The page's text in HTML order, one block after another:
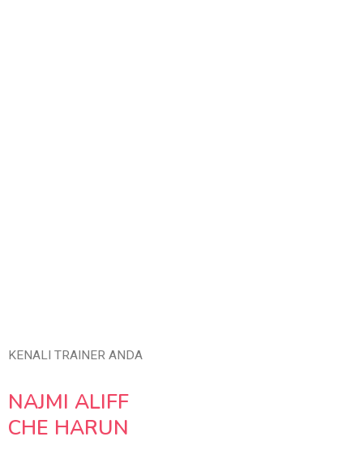
KENALI TRAINER ANDA
NAJMI ALIFF
CHE HARUN